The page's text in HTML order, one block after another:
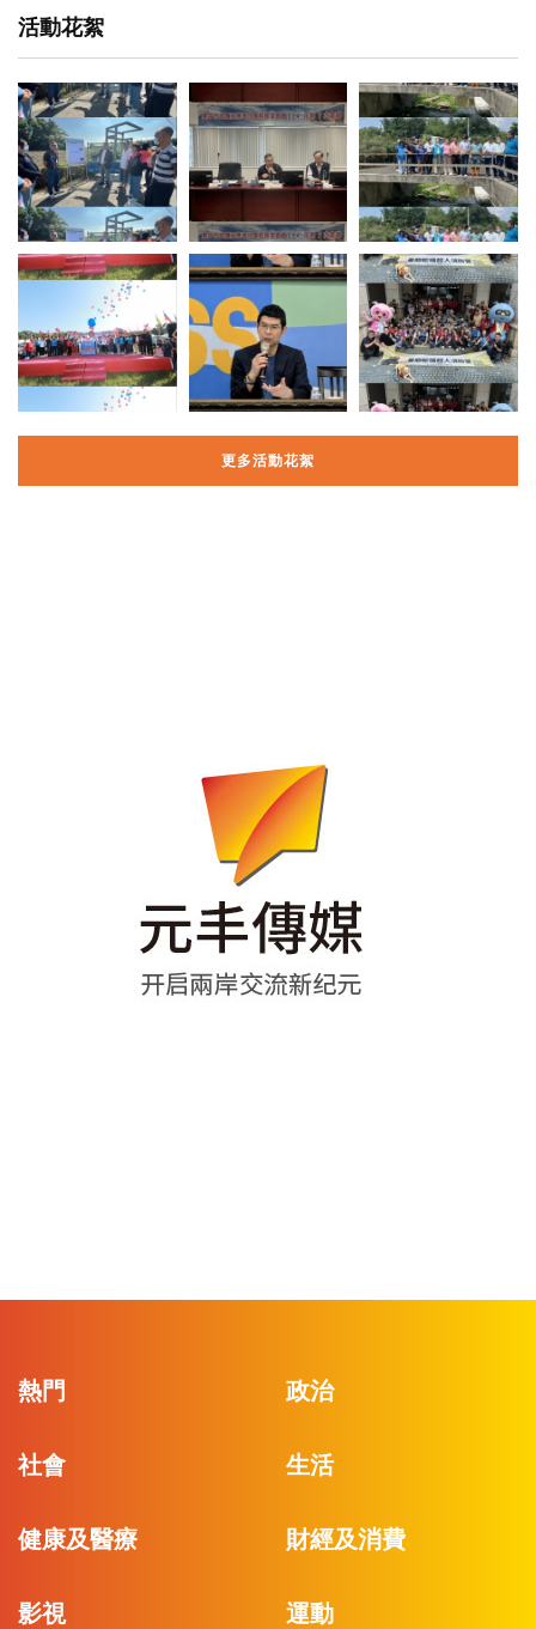
活動花絮
更多活動花絮
熱門 政治
社會 生活
健康及醫療 財經及消費
影視 運動